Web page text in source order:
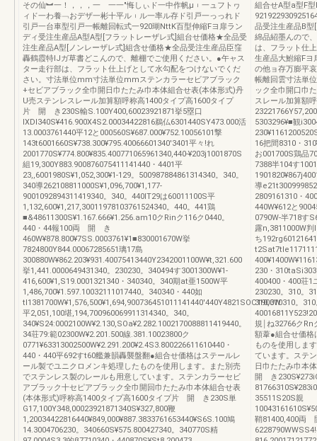
その仙︼一！，，，一 一一″悔しぃド一中作帆μ︲一ュフトヮ
ィド一わ養﹁おデザ一彬十平ル︲ル一率ル存ド引戸一っっれド
引戸一台車型引戸一帳離回転式一920瑚NttK百型伸縮Fヨ扉ラン
ディ受注生産品A型A型[フラットレーザレ式]組台せ価格★全品受
注生産品A型[ノンレーザレ式]組含せ価格★全品受注生産品臣窪
轟鶴霞特IJガ草書どこんので、離棚でご使用ください。●午ャス
ター走行部は、フラット仕上げとして水勾配をつけないでくだ
さい。寸法単位mm寸法単位mmステンカラーセビアブラック
+セビアブラック全巾開日巾たたみ巾本体組合せ表(本体形式)丹
U売ステンレスレール加算額呼称高1400タイプ高1600タイプ
片 開 き230S輸S.100Y400,60023921871挙5塁口
lXDI340S¥416.900X4S2.00034422816鵜仏6301440SY473.000活
13.0003761440平12と000560S¥687.000¥752.10056101撃
143t6001660S¥738.300¥795.40066601340'3401平々!れ
2001770S¥774.800¥835.400771065961340,440‐¥203j1001870S
組19,300Y883.900876075411141440・4401平
23,,6001980S¥1,052,300¥1‐129。500987884861314340。340。
340導262108811000S¥1,096,700¥1,177‐
9001092894311419340。340。440IT29は60011100S平
1,132,600¥1,217,30011978103761524340。440。441鶏
■&48611300S¥1.167.666¥1.256.am10クRinク116ク0440。
440・44報100両 開 き
460W¥878.800¥7SS.0003761¥1■830001670W挙
7824800Y844.00067285651璃17島
300880W¥862.203¥931.40075413440Y2342001100W¥t,321.600
挙1,441.0000649431340。230230。340494す3001300W¥1‐
416,600¥1,S19.0001321340・340340。340期at亜1500W平
1,486,700¥1.597.10032111017440。340340・440如
tl1381700W¥1,576,500¥1,694,900736451011141440'440Y4821SOC1900W
平2,051,100堪,194,700960069911314340。340。
340¥S24:0002100W¥2.130,SOa¥2.282.1002170088811419440。
34荘79:範02300W¥2.201.500線.381.10023800ク
0771¥63313002500W¥2.291.200¥2.4S3.800226611610440・
440・440平692すt60艦兼韻轟襲盤翻●組合せ価格はステールレ
ール製でユニクロメンキ処理したものを使用します。また別売
でステンレス製のレールも用意しています。ステンカラーセビ
アブラック十セピアブラック全巾開回巾たたみ巾本体組合せ表
(本体形式)呼称高1400タイプ高1600タイプ片 開 き230S単
G17,100Y348,00023921871340S¥327,800鞭
1,20034422816440¥849,000¥887.3833761653440¥S6S.100鳩
14.3004706230。340660S¥575.800427340。340770S精
組合せA型a型F
品受注生産品B
綿品紹墨んので
は、フラット仕
生産品大鮒縮F
の他ョ存万膨平
帳離回雲寸法単
ック全巾開口巾
スレール加算額
5303296¥■観
16把間8310・
お001700S鶏品
7388半104す
導
2809161310・
440W¥612と
0790W‐半718す
露n,3811000W
ち
230・
400400・400荘1
230230。310。
310,310310。
規￨ね32766クRn
額葦●組合せ価格
ものを使用しま
ています。ステ
日巾たたみ巾本
開 き
35511S20S親
鞘81400,400両